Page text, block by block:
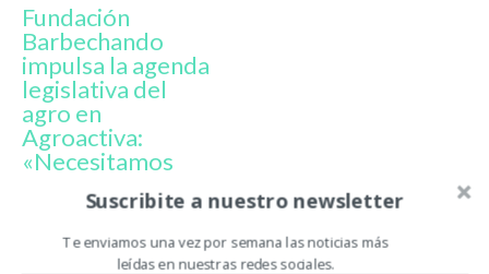
Fundación
Barbechando
impulsa la agenda
legislativa del
agro en
Agroactiva:
«Necesitamos
que nos saquen la
pata de encima
con reglas claras»
Suscribite a nuestro newsletter
Te enviamos una vez por semana las noticias más
leídas en nuestras redes sociales.